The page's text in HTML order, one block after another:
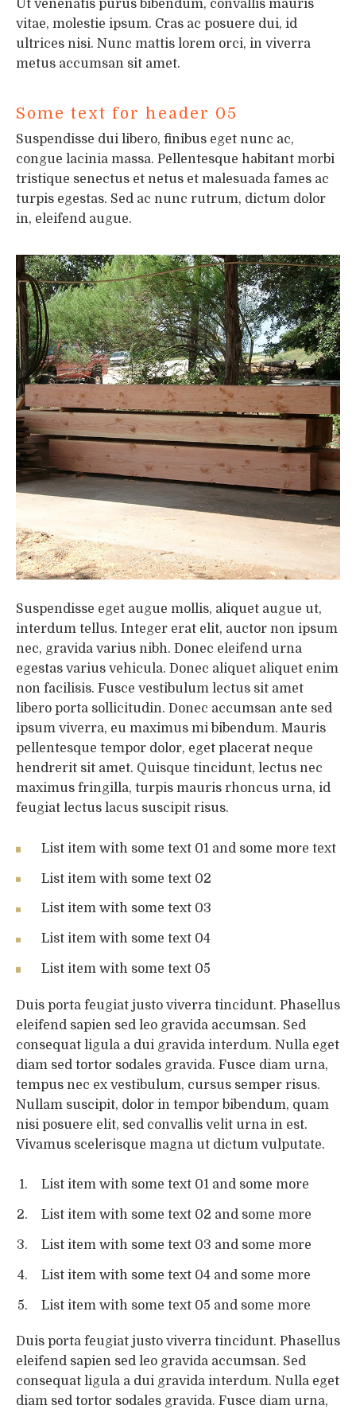
Ut venenatis purus bibendum, convallis mauris
vitae, molestie ipsum. Cras ac posuere dui, id
ultrices nisi. Nunc mattis lorem orci, in viverra
metus accumsan sit amet.
Some text for header 05
Suspendisse dui libero, finibus eget nunc ac,
congue lacinia massa. Pellentesque habitant morbi
tristique senectus et netus et malesuada fames ac
turpis egestas. Sed ac nunc rutrum, dictum dolor
in, eleifend augue.
Suspendisse eget augue mollis, aliquet augue ut,
interdum tellus. Integer erat elit, auctor non ipsum
nec, gravida varius nibh. Donec eleifend urna
egestas varius vehicula. Donec aliquet aliquet enim
non facilisis. Fusce vestibulum lectus sit amet
libero porta sollicitudin. Donec accumsan ante sed
ipsum viverra, eu maximus mi bibendum. Mauris
pellentesque tempor dolor, eget placerat neque
hendrerit sit amet. Quisque tincidunt, lectus nec
maximus fringilla, turpis mauris rhoncus urna, id
feugiat lectus lacus suscipit risus.
List item with some text 01 and some more text
List item with some text 02
List item with some text 03
List item with some text 04
List item with some text 05
Duis porta feugiat justo viverra tincidunt. Phasellus
eleifend sapien sed leo gravida accumsan. Sed
consequat ligula a dui gravida interdum. Nulla eget
diam sed tortor sodales gravida. Fusce diam urna,
tempus nec ex vestibulum, cursus semper risus.
Nullam suscipit, dolor in tempor bibendum, quam
nisi posuere elit, sed convallis velit urna in est.
Vivamus scelerisque magna ut dictum vulputate.
List item with some text 01 and some more
List item with some text 02 and some more
List item with some text 03 and some more
List item with some text 04 and some more
List item with some text 05 and some more
Duis porta feugiat justo viverra tincidunt. Phasellus
eleifend sapien sed leo gravida accumsan. Sed
consequat ligula a dui gravida interdum. Nulla eget
diam sed tortor sodales gravida. Fusce diam urna,